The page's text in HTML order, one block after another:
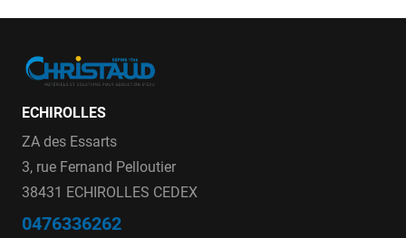
ECHIROLLES
ZA des Essarts
3, rue Fernand Pelloutier
38431 ECHIROLLES CEDEX
0476336262